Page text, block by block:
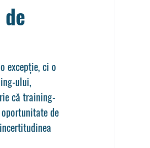
excepție, ci o
ului,
că training-
de